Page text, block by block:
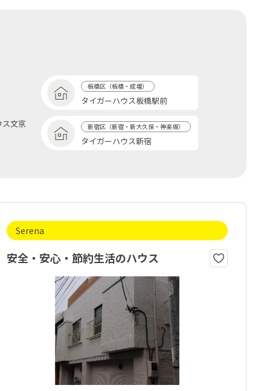
文京
板橋区（板橋・成増）
タイガーハウス板橋駅前
新宿区（新宿・新大久保・神楽坂）
タイガーハウス新宿
Serena
安全・安心・節約生活のハウス